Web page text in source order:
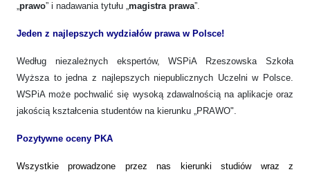
„prawo” i nadawania tytułu „magistra prawa”.
Jeden z najlepszych wydziałów prawa w Polsce!
Według niezależnych ekspertów, WSPiA Rzeszowska Szkoła
Wyższa to jedna z najlepszych niepublicznych Uczelni w Polsce.
WSPiA może pochwalić się wysoką zdawalnością na aplikacje oraz
jakością kształcenia studentów na kierunku „PRAWO".
Pozytywne oceny PKA
Wszystkie prowadzone przez nas kierunki studiów wraz z